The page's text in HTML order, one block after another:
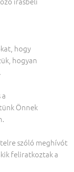
hogy
hogyan
Önnek
szóló meghívót
feliratkoztak a